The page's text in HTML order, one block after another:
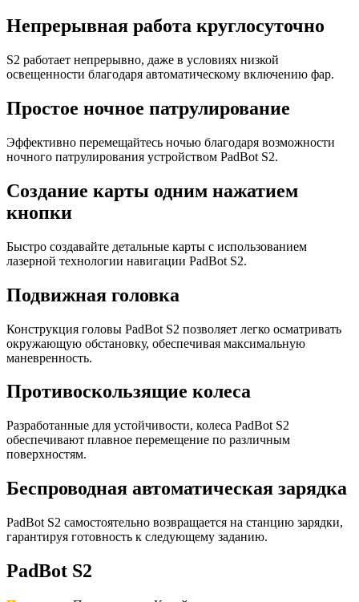
Непрерывная работа круглосуточно
S2 работает непрерывно, даже в условиях низкой
освещенности благодаря автоматическому включению фар.
Простое ночное патрулирование
Эффективно перемещайтесь ночью благодаря возможности
ночного патрулирования устройством PadBot S2.
Создание карты одним нажатием
кнопки
Быстро создавайте детальные карты с использованием
лазерной технологии навигации PadBot S2.
Подвижная головка
Конструкция головы PadBot S2 позволяет легко осматривать
окружающую обстановку, обеспечивая максимальную
маневренность.
Противоскользящие колеса
Разработанные для устойчивости, колеса PadBot S2
обеспечивают плавное перемещение по различным
поверхностям.
Беспроводная автоматическая зарядка
PadBot S2 самостоятельно возвращается на станцию зарядки,
гарантируя готовность к следующему заданию.
PadBot S2